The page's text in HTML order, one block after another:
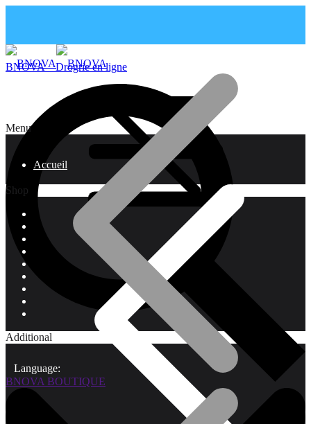
Menu
Accueil
Shop
Additional
Language:
BNOVA – Drogrie en ligne
BNOVA BOUTIQUE